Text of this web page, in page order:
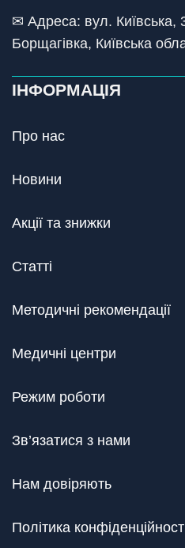
✉ Адреса: вул. Київська,
Борщагівка, Київська
ІНФОРМАЦІЯ
Про нас
Новини
Акції та знижки
Статті
Методичні рекомендації
Медичні центри
Режим роботи
Зв’язатися з нами
Нам довіряють
Політика